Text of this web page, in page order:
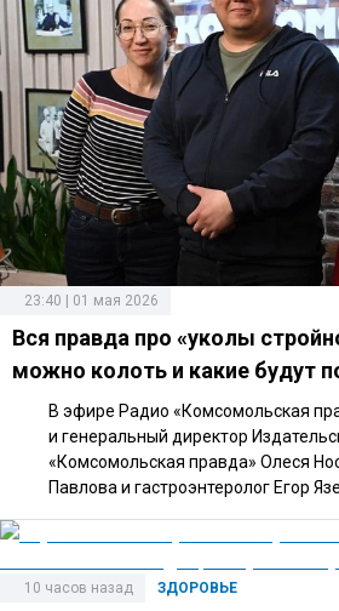
23:40 | 01 мая 2026
Вся правда про «уколы
можно колоть и какие будут
В эфире Радио «Комсомольская
и генеральный директор
«Комсомольская правда» Олеся
Павлова и гастроэнтеролог Егор
ЗДОРОВЬЕ
10 часов назад